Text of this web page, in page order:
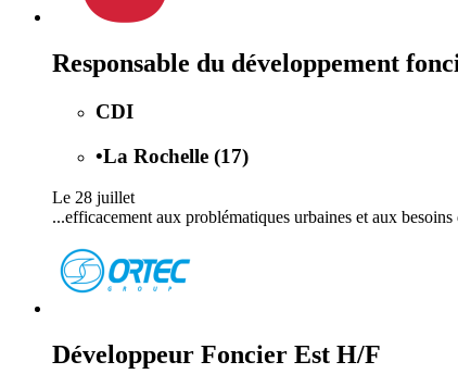
Responsable du développement
CDI
•La Rochelle (17)
Le 28 juillet
...efficacement aux problématiques urbaines et aux besoins
Développeur Foncier Est H/F